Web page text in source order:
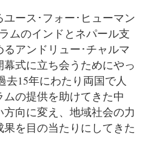
ース･フォー･ヒューマン
ムのインドとネパール支
アンドリュー･チャルマ
式に立ち会うためにやっ
去15年にわたり両国で人
の提供を助けてきた中
向に変え、地域社会の力
果を目の当たりにしてきた